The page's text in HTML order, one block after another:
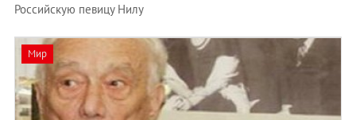
Российскую певицу Нилу
Мир